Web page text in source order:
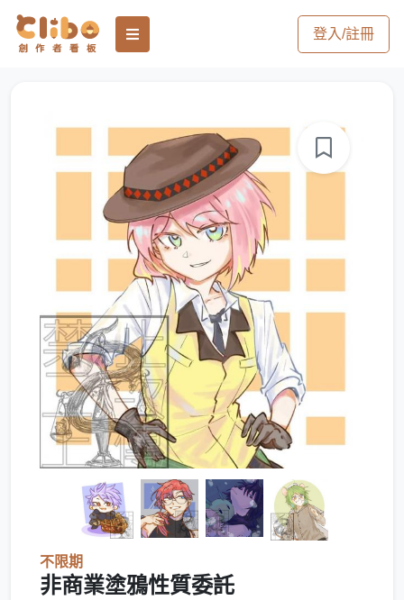
登入/註冊
不限期
非商業塗鴉性質委託